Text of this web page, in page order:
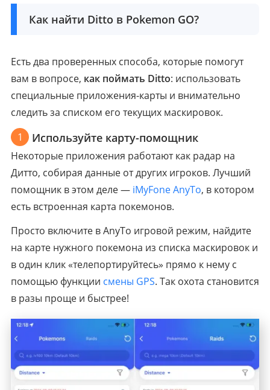
Как найти Ditto в Pokemon GO?
Есть два проверенных способа, которые помогут
вам в вопросе, как поймать Ditto: использовать
специальные приложения-карты и внимательно
следить за списком его текущих маскировок.
1
Используйте карту-помощник
Некоторые приложения работают как радар на
Дитто, собирая данные от других игроков. Лучший
помощник в этом деле — iMyFone AnyTo, в котором
есть встроенная карта покемонов.
Просто включите в AnyTo игровой режим, найдите
на карте нужного покемона из списка маскировок и
в один клик «телепортируйтесь» прямо к нему с
помощью функции смены GPS. Так охота становится
в разы проще и быстрее!